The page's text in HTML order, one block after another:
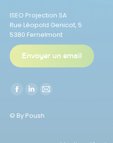
ISEO Projection SA
Rue Léopold Genicot, 5
5380 Fernelmont
Envoyer un email
Trouvez nous sur :
La
Facebook
LinkedIn
La
© By Poush